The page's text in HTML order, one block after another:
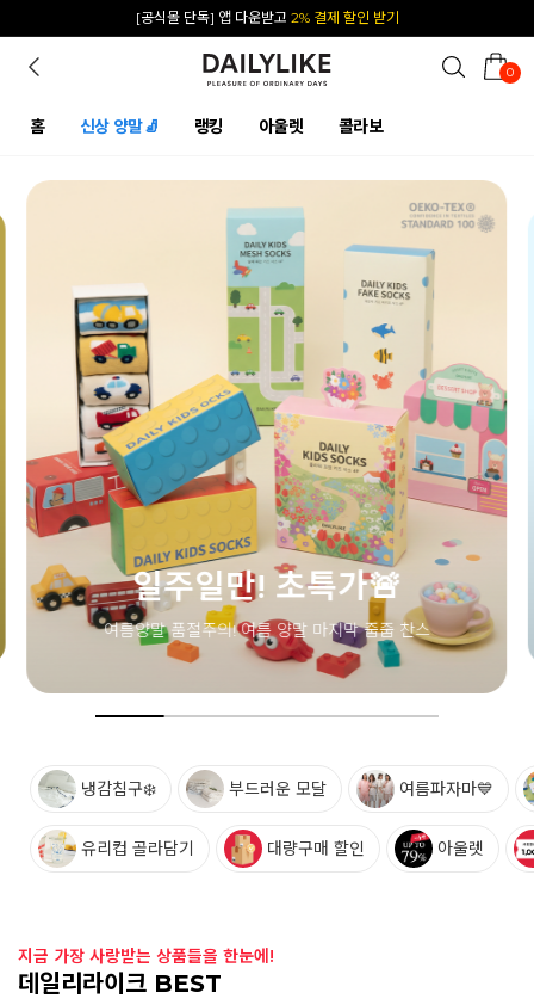
카카오 플친 추가하면1천원 즉시 할인 쿠폰
0
홈 신상 양말🧦 랭킹 아울렛 콜라보
냉감침구❄️ 부드러운 모달 여름파자마💙
유리컵 골라담기 대량구매 할인 아울렛
지금 가장 사랑받는 상품들을 한눈에!
데일리라이크 BEST